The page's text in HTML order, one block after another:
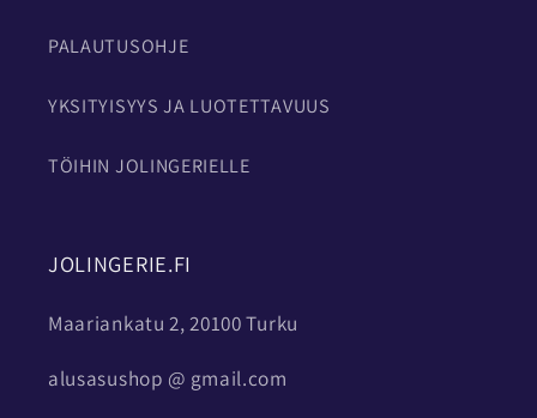
PALAUTUSOHJE
YKSITYISYYS JA LUOTETTAVUUS
TÖIHIN JOLINGERIELLE
JOLINGERIE.FI
Maariankatu 2, 20100 Turku
alusasushop @ gmail.com